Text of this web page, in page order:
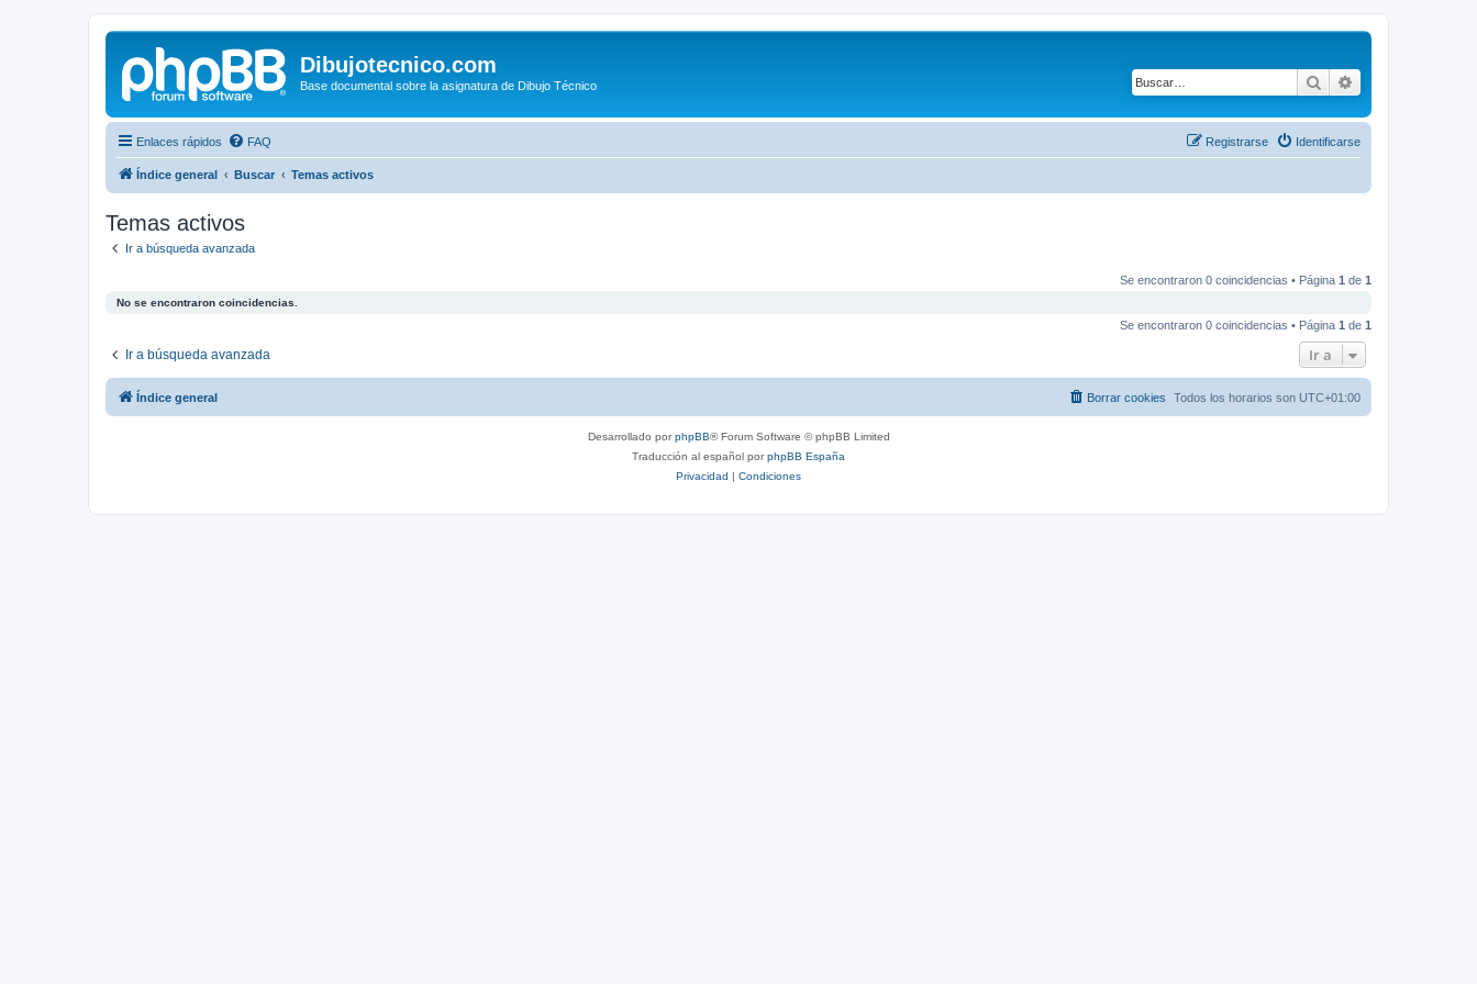
Dibujotecnico.com
Base documental sobre la asignatura de Dibujo Técnico Buscar
Enlaces rápidos FAQ Identificarse
Registrarse
Índice general Buscar Temas activos
Temas activos
Ir a búsqueda avanzada
Se encontraron 0 coincidencias • Página 1 de 1
No se encontraron coincidencias.
Se encontraron 0 coincidencias • Página 1 de 1
Ir a búsqueda avanzada Ir a
Índice general Todos los horarios son UTC+01:00
Borrar cookies
Desarrollado porphpBB® Forum Software © phpBB Limited
Traducción al español porphpBB España
Privacidad | Condiciones